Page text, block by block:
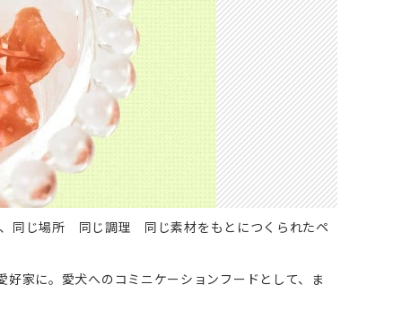
同じ場所 同じ調理 同じ素材をもとにつくられたペ
家に。愛犬へのコミニケーションフードとして、ま